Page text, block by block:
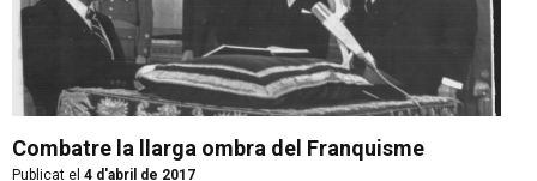
Combatre la llarga ombra del Franquisme
Publicat el 4 d'abril de 2017